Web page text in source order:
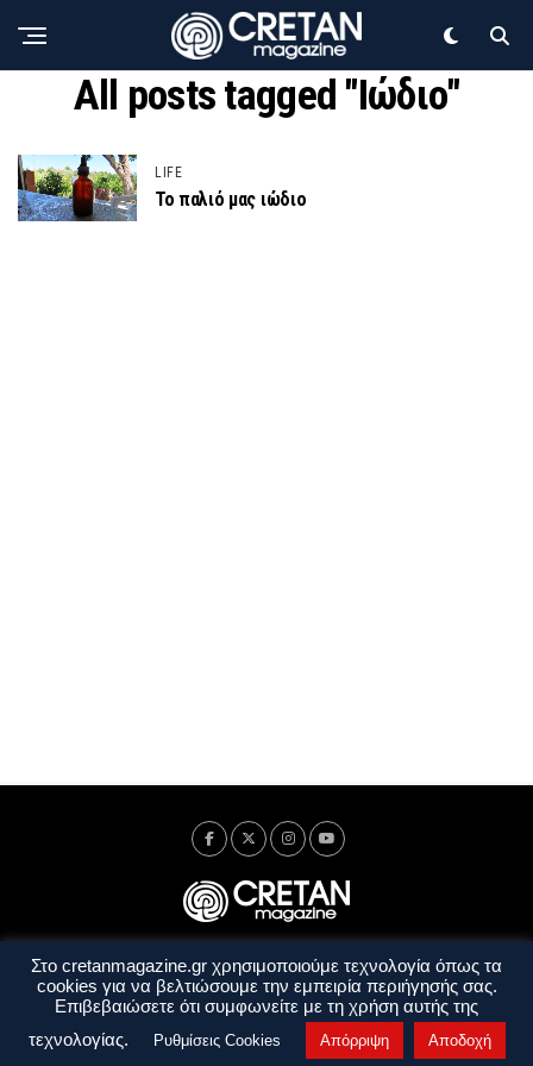
All posts tagged "Ιώδιο"
LIFE
Το παλιό μας ιώδιο
Ταυτότητα Πολιτική Απορρήτου
Όροι Χρήσης
Όροι και Προϋποθέσεις
Στο cretanmagazine.gr χρησιμοποιούμε τεχνολογία όπως τα
cookies για να βελτιώσουμε την εμπειρία περιήγησής σας.
Επιβεβαιώσετε ότι συμφωνείτε με τη χρήση αυτής της
τεχνολογίας.
Ρυθμίσεις Cookies Απόρριψη Αποδοχή